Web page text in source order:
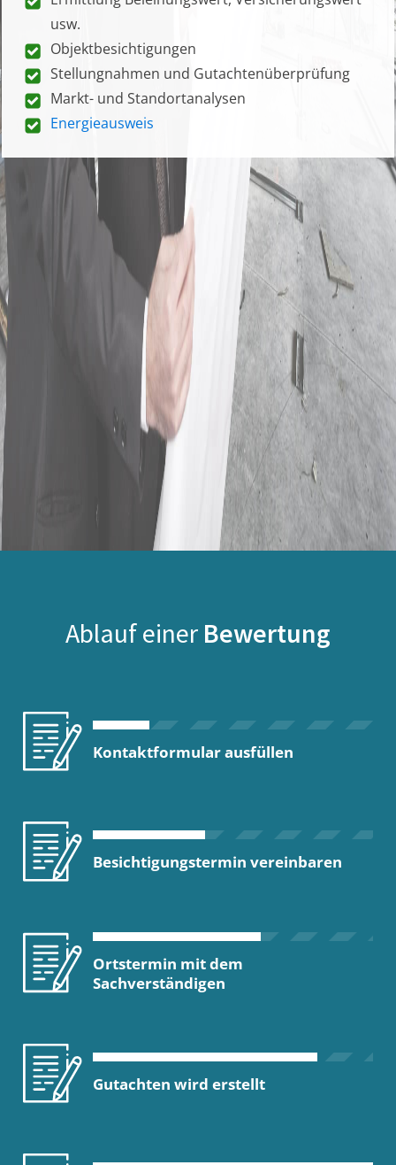
usw.
Objektbesichtigungen
Stellungnahmen und Gutachtenüberprüfung
Markt- und Standortanalysen
Energieausweis
Ablauf einer Bewertung
Kontaktformular ausfüllen
Besichtigungstermin vereinbaren
Ortstermin mit dem
Sachverständigen
Gutachten wird erstellt